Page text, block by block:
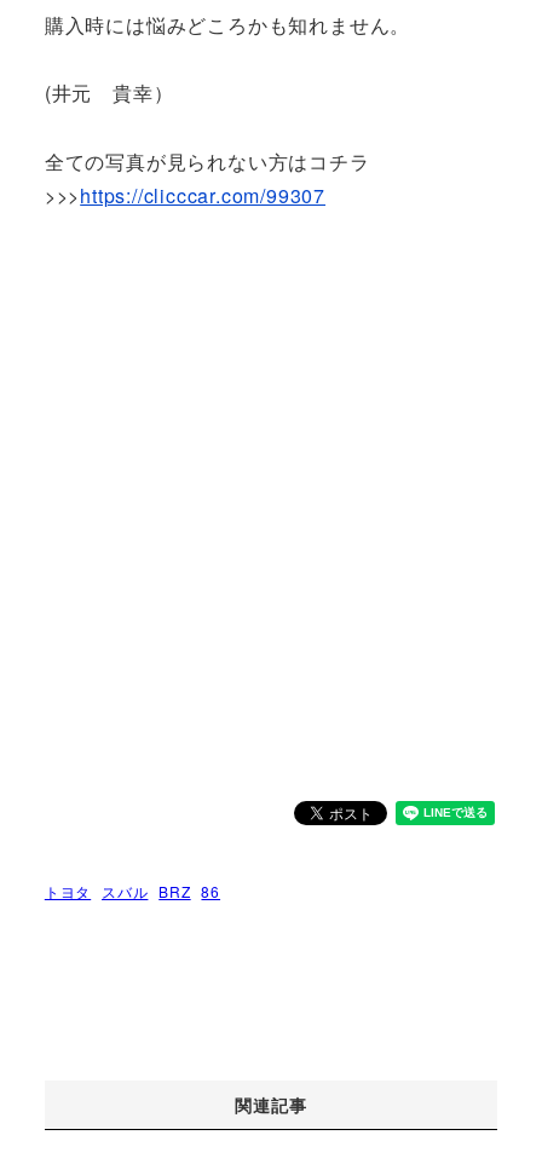
購入時には悩みどころかも知れません。
(井元 貴幸）
全ての写真が見られない方はコチラ
>>>https://clicccar.com/99307
トヨタ スバル BRZ 86
関連記事